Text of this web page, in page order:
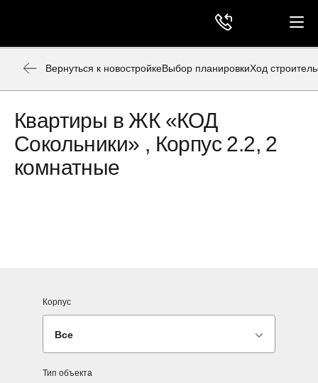
Вернуться к новостройкеВыбор планировкиХод
Квартиры в ЖК «КОД
Сокольники» , Корпус 2.2, 2
комнатные
Корпус
Все
Тип объекта